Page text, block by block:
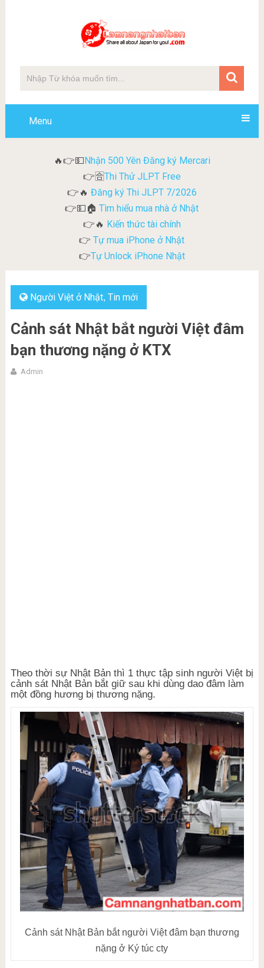
Menu
🔥👉💵Nhận 500 Yên Đăng ký Mercari
👉🈴Thi Thử JLPT Free
👉🔥 Đăng ký Thi JLPT 7/2026
👉💵🏠Tìm hiểu mua nhà ở Nhật
👉🔥 Kiến thức tài chính
👉 Tự mua iPhone ở Nhật
👉Tự Unlock iPhone Nhật
Người Việt ở Nhật, Tin mới
Cảnh sát Nhật bắt người Việt đâm
bạn thương nặng ở KTX
Admin
Theo thời sự Nhật Bản thì 1 thực tập sinh người Việt bị
cảnh sát Nhật Bản bắt giữ sau khi dùng dao đâm làm
một đồng hương bị thương nặng.
Cảnh sát Nhật Bản bắt người Việt đâm bạn thương
nặng ở Ký túc cty